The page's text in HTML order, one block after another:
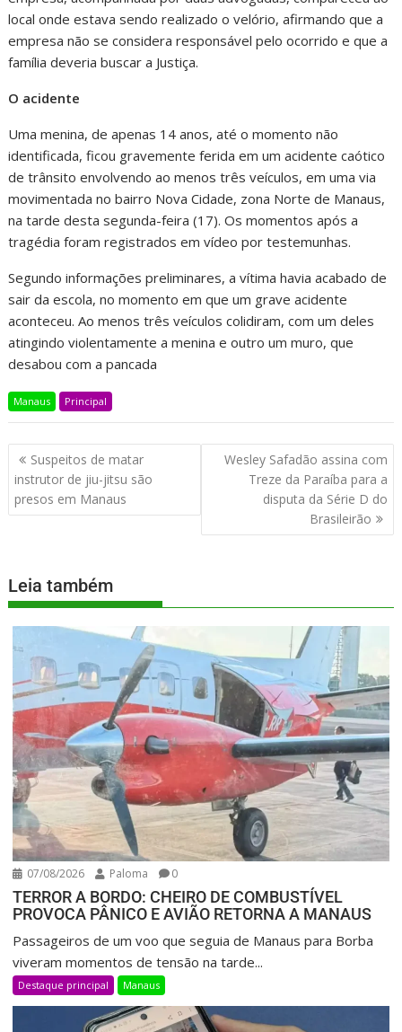
local onde estava sendo realizado o velório, afirmando que a
empresa não se considera responsável pelo ocorrido e que a
família deveria buscar a Justiça.
O acidente
Uma menina, de apenas 14 anos, até o momento não
identificada, ficou gravemente ferida em um acidente caótico
de trânsito envolvendo ao menos três veículos, em uma via
movimentada no bairro Nova Cidade, zona Norte de Manaus,
na tarde desta segunda-feira (17). Os momentos após a
tragédia foram registrados em vídeo por testemunhas.
Segundo informações preliminares, a vítima havia acabado de
sair da escola, no momento em que um grave acidente
aconteceu. Ao menos três veículos colidiram, com um deles
atingindo violentamente a menina e outro um muro, que
desabou com a pancada
Manaus Principal
Suspeitos de matar
instrutor de jiu-jitsu são
presos em Manaus
Wesley Safadão assina com
Treze da Paraíba para a
disputa da Série D do
Brasileirão
Leia também
07/08/2026 Paloma 0
TERROR A BORDO: CHEIRO DE COMBUSTÍVEL
PROVOCA PÂNICO E AVIÃO RETORNA A MANAUS
Passageiros de um voo que seguia de Manaus para Borba
viveram momentos de tensão na tarde...
Destaque principal Manaus